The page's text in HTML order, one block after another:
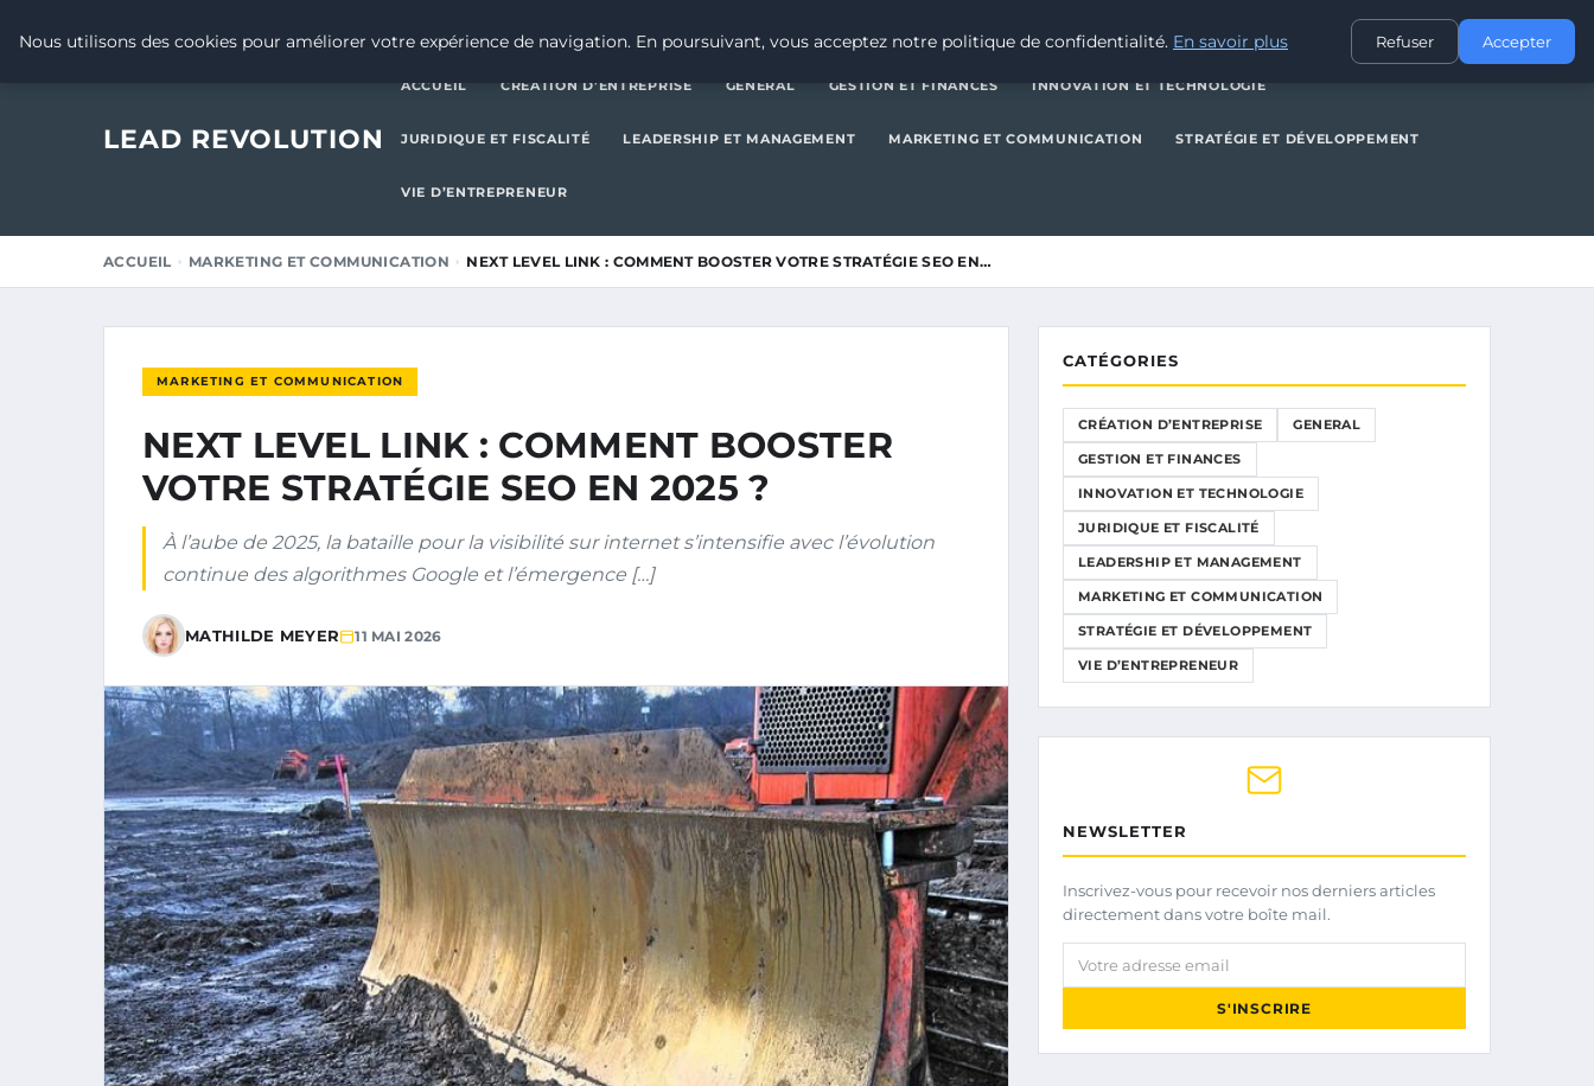
INNOVATION ET TECHNOLOGIE
LEAD REVOLUTION
ACCUEIL CRÉATION D’ENTREPRISE GENERAL GESTION ET FINANCES INNOVATION ET TECHNOLOGIE
JURIDIQUE ET FISCALITÉ LEADERSHIP ET MANAGEMENT MARKETING ET COMMUNICATION STRATÉGIE ET DÉVELOPPEMENT
VIE D’ENTREPRENEUR
ACCUEIL MARKETING ET COMMUNICATION NEXT LEVEL LINK : COMMENT BOOSTER VOTRE STRATÉGIE SEO EN…
MARKETING ET COMMUNICATION
NEXT LEVEL LINK : COMMENT BOOSTER
VOTRE STRATÉGIE SEO EN 2025 ?
À l’aube de 2025, la bataille pour la visibilité sur internet s’intensifie avec l’évolution
continue des algorithmes Google et l’émergence […]
MATHILDE MEYER 11 MAI 2026
CATÉGORIES
CRÉATION D’ENTREPRISE GENERAL
GESTION ET FINANCES
INNOVATION ET TECHNOLOGIE
JURIDIQUE ET FISCALITÉ
LEADERSHIP ET MANAGEMENT
MARKETING ET COMMUNICATION
STRATÉGIE ET DÉVELOPPEMENT
VIE D’ENTREPRENEUR
NEWSLETTER
Inscrivez-vous pour recevoir nos derniers articles
directement dans votre boîte mail.
Votre adresse email
S'INSCRIRE
Nous utilisons des cookies pour améliorer votre expérience de navigation. En poursuivant, vous acceptez notre politique de confidentialité. En savoir plus Refuser Accepter